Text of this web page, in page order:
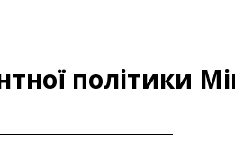
політики